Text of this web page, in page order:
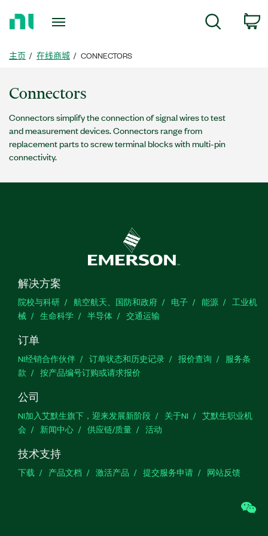
主页 在线商城 CONNECTORS
Connectors
Connectors simplify the connection of signal wires to test
and measurement devices. Connectors range from
replacement parts to screw terminal blocks with multi-pin
connectivity.
解决方案
院校与科研 航空航天、国防和政府 电子 能源
工业机
械
生命科学 半导体 交通运输
订单
NI经销合作伙伴 订单状态和历史记录 报价查询
服务条
款
按产品编号订购或请求报价
公司
NI加入艾默生旗下，迎来发展新阶段 关于NI
艾默生职业机
会
新闻中心 供应链/质量 活动
技术支持
下载 产品文档 激活产品 提交服务申请 网站反馈